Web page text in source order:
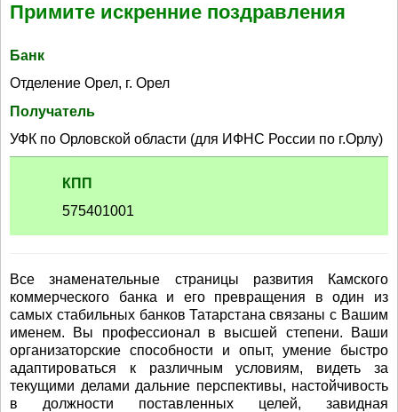
Примите искренние поздравления
Банк
Отделение Орел, г. Орел
Получатель
УФК по Орловской области (для ИФНС России по г.Орлу)
КПП
575401001
Все знаменательные страницы развития Камского
коммерческого банка и его превращения в один из
самых стабильных банков Татарстана связаны с Вашим
именем. Вы профессионал в высшей степени. Ваши
организаторские способности и опыт, умение быстро
адаптироваться к различным условиям, видеть за
текущими делами дальние перспективы, настойчивость
в должности поставленных целей, завидная